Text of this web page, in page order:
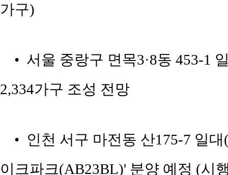
가구)
• 서울 중랑구 면목3·8동 453-1
2,334가구 조성 전망
• 인천 서구 마전동 산175-7 일
이크파크(AB23BL)' 분양 예정 (시